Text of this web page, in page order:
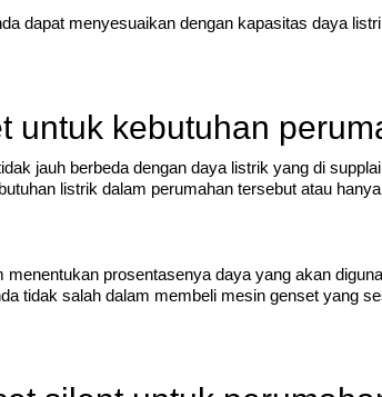
dapat menyesuaikan dengan kapasitas daya
untuk kebutuhan
jauh berbeda dengan daya listrik yang di
listrik dalam perumahan tersebut atau
prosentasenya daya yang akan
tidak salah dalam membeli mesin genset yang